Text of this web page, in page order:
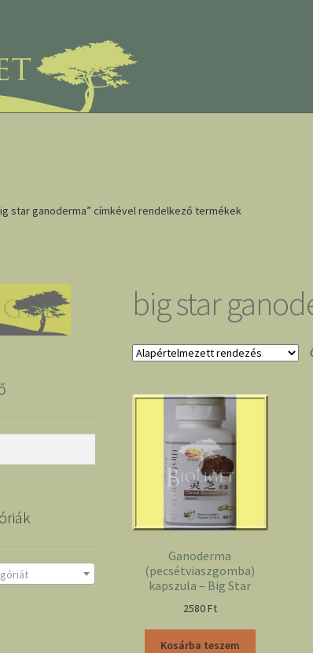
star ganoderma” címkével rendelkező termékek
big star
Ganoderma
(pecsétviaszgomba)
kapszula – Big Star
2580Ft
Kosárba teszem